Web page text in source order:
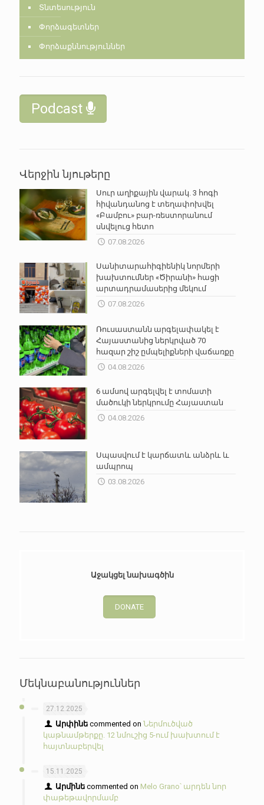
Տնտեսություն
Փորձագետներ
Փորձաքննություններ
Podcast
Վերջին նյութերը
Սուր աղիքային վարակ. 3 հոգի
հիվանդանոց է տեղափոխվել
«Բամբու» բար-ռեստորանում
սնվելուց հետո
07.08.2026
Սանիտարահիգիենիկ նորմերի
խախտումներ «Ծիրանի» հացի
արտադրամասերից մեկում
07.08.2026
Ռուսաստանն արգելափակել է
Հայաստանից ներկրված 70
հազար շիշ ըմպելիքների վաճառքը
04.08.2026
6 ամսով արգելվել է տոմատի
մածուկի ներկրումը Հայաստան
04.08.2026
Սպասվում է կարճատև անձրև և
ամպրոպ
03.08.2026
Աջակցել նախագծին
DONATE
Մեկնաբանություններ
27.12.2025
Արփինե commented onՆերմուծված
կաթնամթերքը. 12 նմուշից 5-ում խախտում է
հայտնաբերվել
15.11.2025
Արմինե commented on Melo Grano՝ արդեն նոր
փաթեթավորմամբ